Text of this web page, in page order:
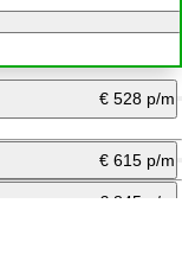
€ 528 p/m
€ 615 p/m
€ 845 p/m